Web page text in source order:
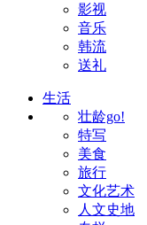
影视
音乐
韩流
送礼
生活
壮龄go!
特写
美食
旅行
文化艺术
人文史地